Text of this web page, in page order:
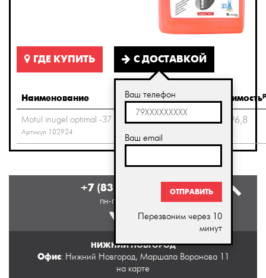
ГДЕ КУПИТЬ С ДОСТАВКОЙ
Ваш телефон
Ваш email
ОТПРАВИТЬ
Перезвоним через 10
минут
Наименование Объём В наличии Стоимость
Motul inugel optimal -37
Артикул 102924
5.0 0 2 396,8
+7 (831) 413 64 39
пн-пт 9:00 - 18:00
НИЖНИЙ НОВГОРОД
Офис: Нижний Новгород, Маршала Воронова 11
на карте